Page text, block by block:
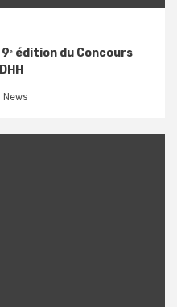
édition du Concours
News